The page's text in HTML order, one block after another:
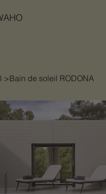
>Bain de soleil RODONA